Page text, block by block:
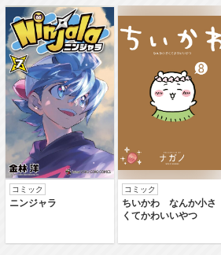
コミック
ニンジャラ
コミック
ちいかわ なんか小さ
くてかわいいやつ